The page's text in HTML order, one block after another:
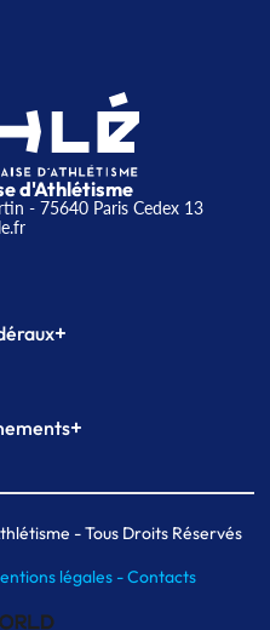
d'Athlétisme
- 75640 Paris Cedex 13
+
+
indoor
de Paris- Tous Droits Réservés
légales -Contacts